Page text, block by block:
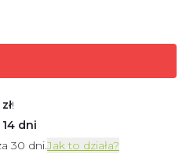
zł!
14 dni
30 dni.Jak to działa?